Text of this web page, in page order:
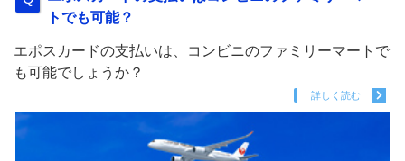
トでも可能？
エポスカードの支払いは、コンビニのファミリーマートで
も可能でしょうか？
詳しく読む